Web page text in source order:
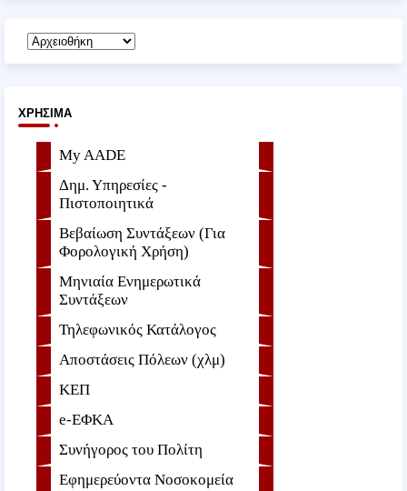
ΧΡΉΣΙΜΑ
My AADE
Δημ. Υπηρεσίες -
Πιστοποιητικά
Βεβαίωση Συντάξεων (Για
Φορολογική Χρήση)
Μηνιαία Ενημερωτικά
Συντάξεων
Τηλεφωνικός Κατάλογος
Αποστάσεις Πόλεων (χλμ)
ΚΕΠ
e-ΕΦKA
Συνήγορος του Πολίτη
Εφημερεύοντα Νοσοκομεία